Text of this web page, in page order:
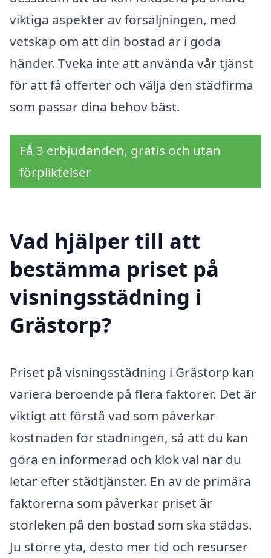
viktiga aspekter av försäljningen, med
vetskap om att din bostad är i goda
händer. Tveka inte att använda vår tjänst
för att få offerter och välja den städfirma
som passar dina behov bäst.
Få 3 erbjudanden, gratis och utan
förpliktelser
Vad hjälper till att
bestämma priset på
visningsstädning i
Grästorp?
Priset på visningsstädning i Grästorp kan
variera beroende på flera faktorer. Det är
viktigt att förstå vad som påverkar
kostnaden för städningen, så att du kan
göra en informerad och klok val när du
letar efter städtjänster. En av de primära
faktorerna som påverkar priset är
storleken på den bostad som ska städas.
Ju större yta, desto mer tid och resurser